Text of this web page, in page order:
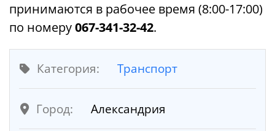
принимаются в рабочее время (8:00-17:00)
по номеру067-341-32-42.
Категория: Транспорт
Город: Александрия